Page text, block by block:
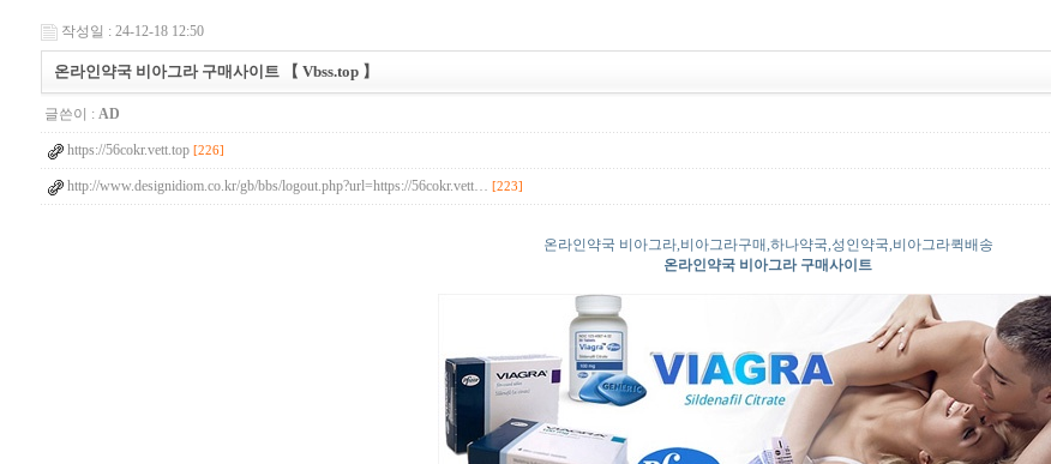
작성일 : 24-12-18 12:50
온라인약국 비아그라 구매사이트 【 Vbss.top 】
글쓴이 : AD
https://56cokr.vett.top [226]
http://www.designidiom.co.kr/gb/bbs/logout.php?url=https://56cokr.vett… [223]
온라인약국 비아그라,비아그라구매,하나약국,성인약국,비아그라퀵배송
온라인약국 비아그라 구매사이트